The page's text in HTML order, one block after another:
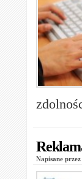
Napisane przez